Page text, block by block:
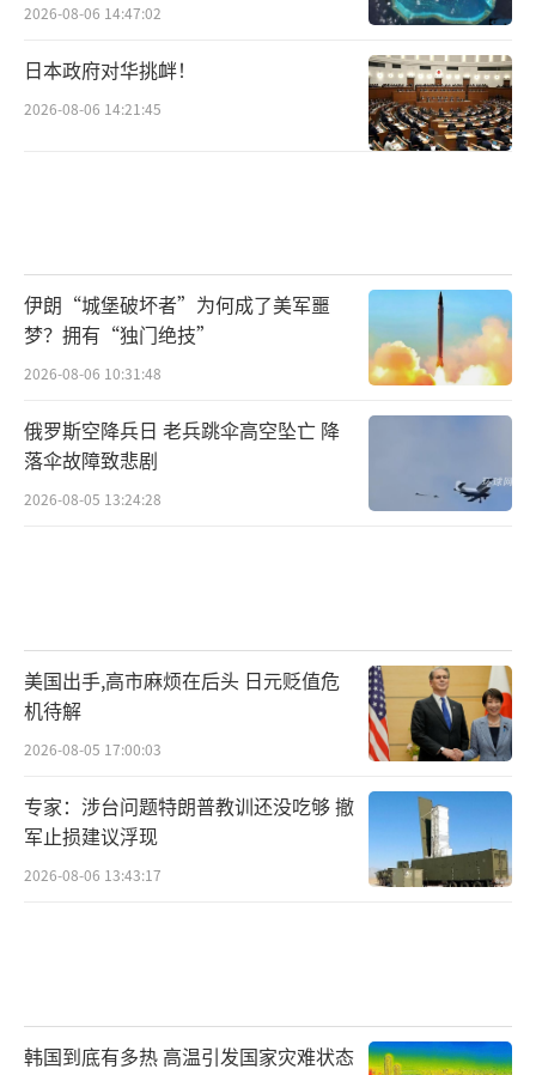
2026-08-06 14:47:02
日本政府对华挑衅！
2026-08-06 14:21:45
伊朗“城堡破坏者”为何成了美军噩
梦？拥有“独门绝技”
2026-08-06 10:31:48
俄罗斯空降兵日 老兵跳伞高空坠亡 降
落伞故障致悲剧
2026-08-05 13:24:28
美国出手,高市麻烦在后头 日元贬值危
机待解
2026-08-05 17:00:03
专家：涉台问题特朗普教训还没吃够 撤
军止损建议浮现
2026-08-06 13:43:17
韩国到底有多热 高温引发国家灾难状态